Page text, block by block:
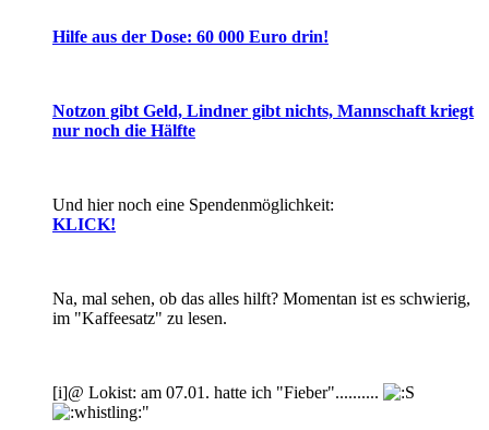
Hilfe aus der Dose: 60 000 Euro drin!
Notzon gibt Geld, Lindner gibt nichts, Mannschaft kriegt
nur noch die Hälfte
Und hier noch eine Spendenmöglichkeit:
KLICK!
Na, mal sehen, ob das alles hilft? Momentan ist es schwierig,
im "Kaffeesatz" zu lesen.
[i]@ Lokist: am 07.01. hatte ich "Fieber"..........
"